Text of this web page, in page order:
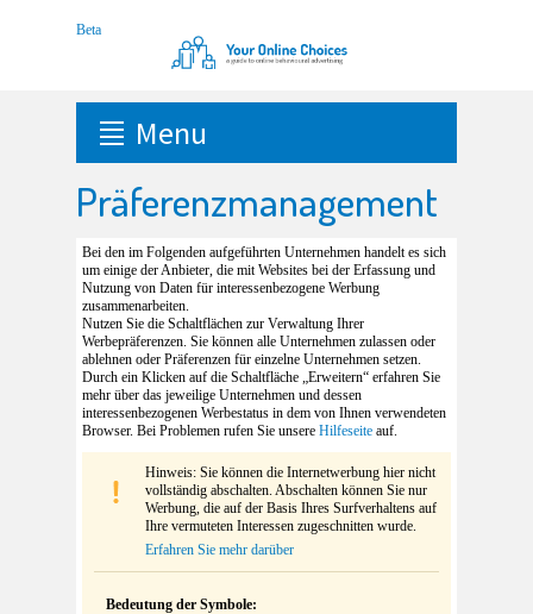
Menu
Präferenzmanagement
Bei den im Folgenden aufgeführten Unternehmen handelt es sich
um einige der Anbieter, die mit Websites bei der Erfassung und
Nutzung von Daten für interessenbezogene Werbung
zusammenarbeiten.
Nutzen Sie die Schaltflächen zur Verwaltung Ihrer
Werbepräferenzen. Sie können alle Unternehmen zulassen oder
ablehnen oder Präferenzen für einzelne Unternehmen setzen.
Durch ein Klicken auf die Schaltfläche „Erweitern“ erfahren Sie
mehr über das jeweilige Unternehmen und dessen
interessenbezogenen Werbestatus in dem von Ihnen verwendeten
Browser. Bei Problemen rufen Sie unsere Hilfeseite auf.
Hinweis: Sie können die Internetwerbung hier nicht
vollständig abschalten. Abschalten können Sie nur
Werbung, die auf der Basis Ihres Surfverhaltens auf
Ihre vermuteten Interessen zugeschnitten wurde.
Erfahren Sie mehr darüber
Bedeutung der Symbole: